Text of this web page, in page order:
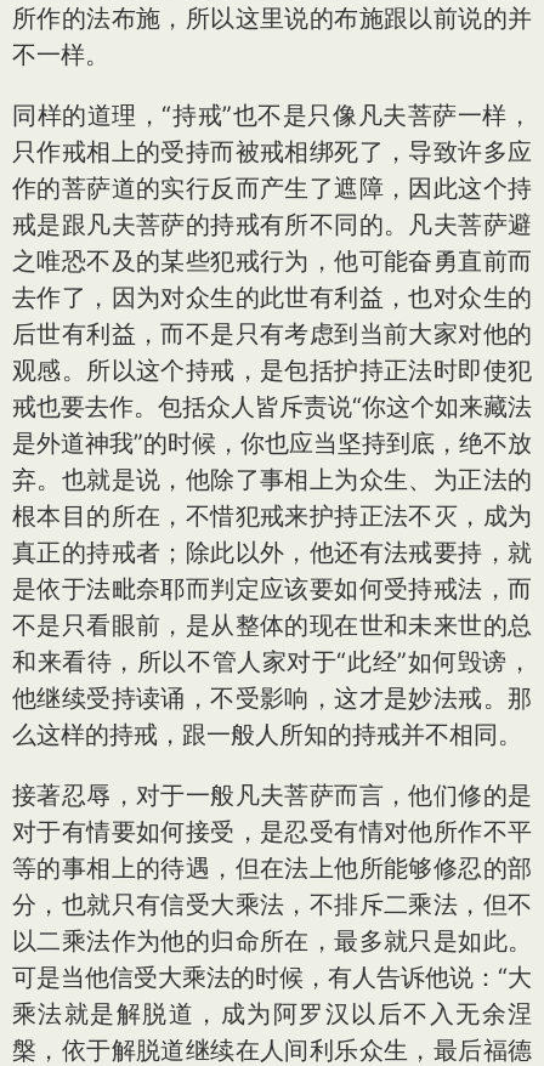
所作的法布施，所以这里说的布施跟以前说的并
不一样。
同样的道理，“持戒”也不是只像凡夫菩萨一样，
只作戒相上的受持而被戒相绑死了，导致许多应
作的菩萨道的实行反而产生了遮障，因此这个持
戒是跟凡夫菩萨的持戒有所不同的。凡夫菩萨避
之唯恐不及的某些犯戒行为，他可能奋勇直前而
去作了，因为对众生的此世有利益，也对众生的
后世有利益，而不是只有考虑到当前大家对他的
观感。所以这个持戒，是包括护持正法时即使犯
戒也要去作。包括众人皆斥责说“你这个如来藏法
是外道神我”的时候，你也应当坚持到底，绝不放
弃。也就是说，他除了事相上为众生、为正法的
根本目的所在，不惜犯戒来护持正法不灭，成为
真正的持戒者；除此以外，他还有法戒要持，就
是依于法毗奈耶而判定应该要如何受持戒法，而
不是只看眼前，是从整体的现在世和未来世的总
和来看待，所以不管人家对于“此经”如何毁谤，
他继续受持读诵，不受影响，这才是妙法戒。那
么这样的持戒，跟一般人所知的持戒并不相同。
接著忍辱，对于一般凡夫菩萨而言，他们修的是
对于有情要如何接受，是忍受有情对他所作不平
等的事相上的待遇，但在法上他所能够修忍的部
分，也就只有信受大乘法，不排斥二乘法，但不
以二乘法作为他的归命所在，最多就只是如此。
可是当他信受大乘法的时候，有人告诉他说：“大
乘法就是解脱道，成为阿罗汉以后不入无余涅
槃，依于解脱道继续在人间利乐众生，最后福德